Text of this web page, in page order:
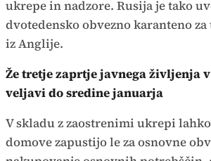
ukrepe in nadzore. Rusija je tako
dvotedensko obvezno karanteno
iz Anglije.
Že tretje zaprtje javnega življenja
veljavi do sredine januarja
V skladu z zaostrenimi ukrepi
domove zapustijo le za osnovne